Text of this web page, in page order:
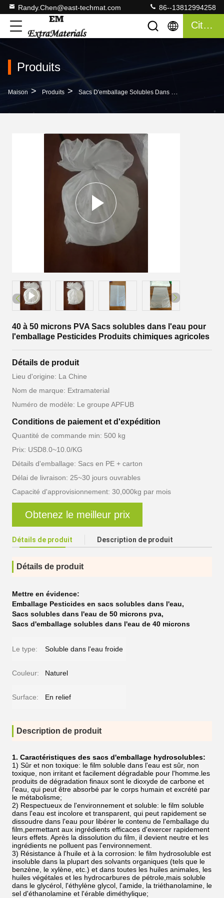
Randy.Chen@east-techmat.com 86--13812994258
Citation
Produits
Maison > Produits > Sacs D'emballage Solubles Dans L'eau
40 à 50 microns PVA Sacs solubles dans l'eau pour
l'emballage Pesticides Produits chimiques agricoles
Détails de produit
Lieu d'origine: La Chine
Nom de marque: Extramaterial
Numéro de modèle: Le groupe APFUB
Conditions de paiement et d'expédition
Quantité de commande min: 500 kg
Prix: USD8.0~10.0/KG
Détails d'emballage: Sacs en PE + carton
Délai de livraison: 25~30 jours ouvrables
Capacité d'approvisionnement: 30,000kg par mois
Obtenez le meilleur prix
Détails de produit Description de produit
Détails de produit
Mettre en évidence:
Emballage Pesticides en sacs solubles dans l'eau,
Sacs solubles dans l'eau de 50 microns pva,
Sacs d'emballage solubles dans l'eau de 40 microns
Le type: Soluble dans l'eau froide
Couleur: Naturel
Surface: En relief
Description de produit
1. Caractéristiques des sacs d'emballage hydrosolubles:
1) Sûr et non toxique: le film soluble dans l'eau est sûr, non
toxique, non irritant et facilement dégradable pour l'homme.les
produits de dégradation finaux sont le dioxyde de carbone et
l'eau, qui peut être absorbé par le corps humain et excrété par
le métabolisme;
2) Respectueux de l'environnement et soluble: le film soluble
dans l'eau est incolore et transparent, qui peut rapidement se
dissoudre dans l'eau pour libérer le contenu de l'emballage du
film,permettant aux ingrédients efficaces d'exercer rapidement
leurs effets. Après la dissolution du film, il devient neutre et les
ingrédients ne polluent pas l'environnement.
3) Résistance à l'huile et à la corrosion: le film hydrosoluble est
insoluble dans la plupart des solvants organiques (tels que le
benzène, le xylène, etc.) et dans toutes les huiles animales, les
huiles végétales et les hydrocarbures de pétrole,mais soluble
dans le glycérol, l'éthylène glycol, l'amide, la triéthanolamine, le
sel d'éthanolamine et l'érable diméthylique;